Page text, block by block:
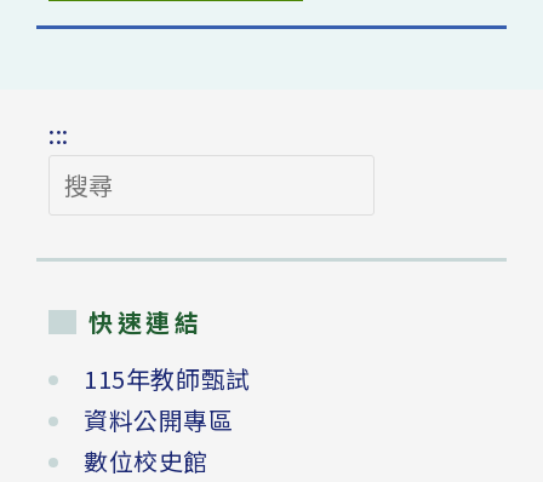
:::
搜
尋
快速連結
115年教師甄試
資料公開專區
數位校史館